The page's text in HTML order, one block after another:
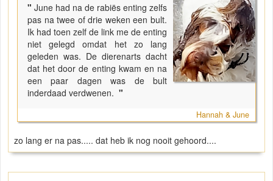
"June had na de rabiës enting zelfs
pas na twee of drie weken een bult.
Ik had toen zelf de link me de enting
niet gelegd omdat het zo lang
geleden was. De dierenarts dacht
dat het door de enting kwam en na
een paar dagen was de bult
inderdaad verdwenen. "
Hannah & June
zo lang er na pas..... dat heb ik nog nooit gehoord....